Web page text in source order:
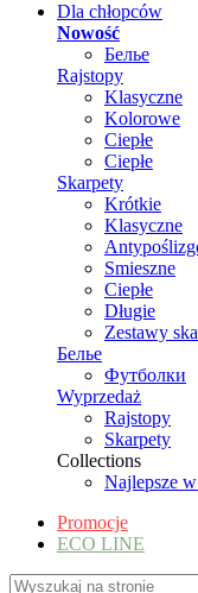
Dla chłopców
Nowość
Белье
Rajstopy
Klasyczne
Kolorowe
Ciepłe
Ciepłe
Skarpety
Krótkie
Klasyczne
Smieszne
Ciepłe
Długie
Zestawy
Белье
Футболки
Wyprzedaż
Rajstopy
Skarpety
Collections
Najlepsze
Promocje
ECO LINE